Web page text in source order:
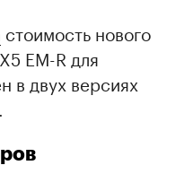
стоимость нового
EM-R для
в двух версиях